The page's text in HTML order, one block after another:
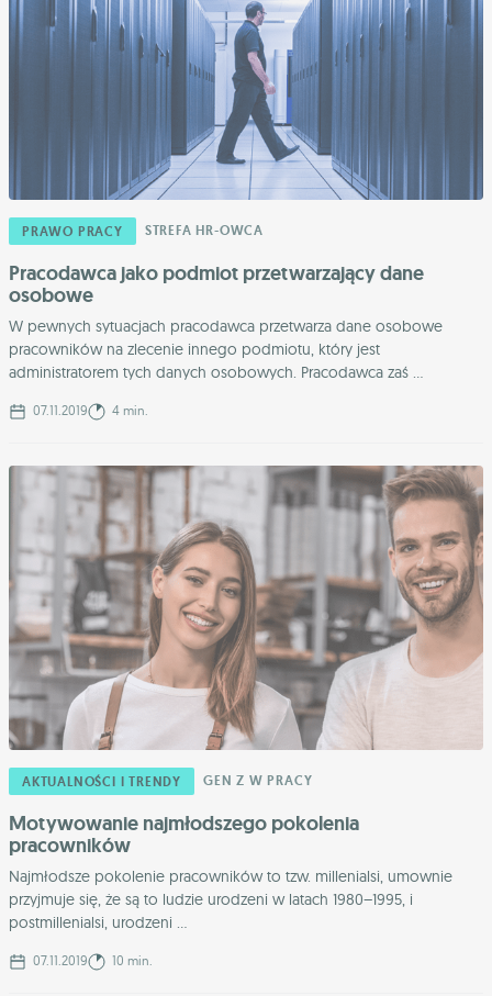
PRAWO PRACY STREFA HR-OWCA
Pracodawca jako podmiot przetwarzający dane
osobowe
W pewnych sytuacjach pracodawca przetwarza dane osobowe
pracowników na zlecenie innego podmiotu, który jest
administratorem tych danych osobowych. Pracodawca zaś ...
07.11.2019 4 min.
AKTUALNOŚCI I TRENDY GEN Z W PRACY
Motywowanie najmłodszego pokolenia
pracowników
Najmłodsze pokolenie pracowników to tzw. millenialsi, umownie
przyjmuje się, że są to ludzie urodzeni w latach 1980–1995, i
postmillenialsi, urodzeni ...
07.11.2019 10 min.